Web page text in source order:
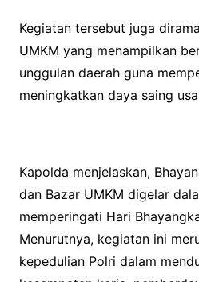
Kegiatan tersebut juga
UMKM yang menampilkan
unggulan daerah guna
meningkatkan daya saing
Kapolda menjelaskan,
dan Bazar UMKM digelar
memperingati Hari
Menurutnya, kegiatan ini
kepedulian Polri dalam